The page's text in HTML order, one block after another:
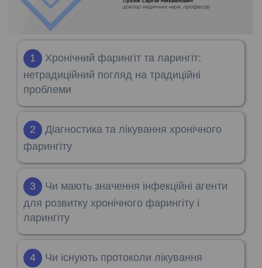
1
Хронічний фарингіт та ларингіт:
нетрадиційний погляд на традиційні
проблеми
2
Діагностика та лікування хронічного
фарингіту
3
Чи мають значення інфекційні агенти
для розвитку хронічного фарингіту і
ларингіту
4
Чи існують протоколи лікування